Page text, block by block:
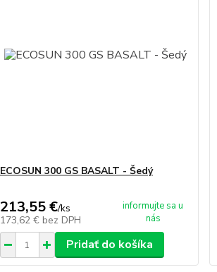
ECOSUN 300 GS BASALT - Šedý
213,55 €/ks
173,62 € bez DPH
informujte sa u
nás
Pridať do košíka